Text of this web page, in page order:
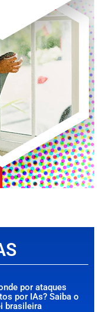
por ataques
por IAs? Saiba o
brasileira